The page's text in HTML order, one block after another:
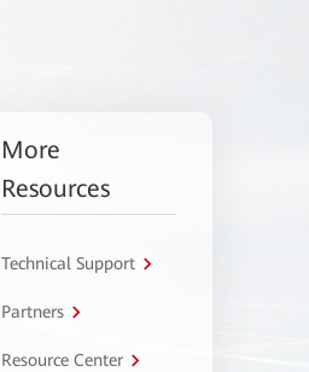
More
Resources
Technical Support
Partners
Resource Center